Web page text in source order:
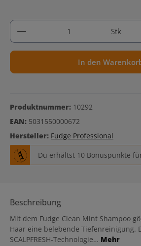
Produkt Anzahl: Gib denStk
In den
Produktnummer: 10292
EAN: 5031550000672
Hersteller: Fudge Professional
Du erhältst 10 Bonuspunkte
Beschreibung
Mit dem Fudge Clean Mint Shampoo
Haar eine belebende Tiefenreinigung.
SCALPFRESH-Technologie… Mehr